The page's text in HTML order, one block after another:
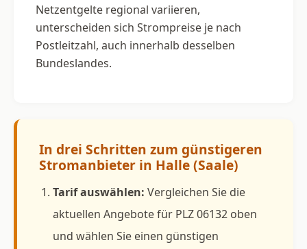
Netzentgelte regional variieren,
unterscheiden sich Strompreise je nach
Postleitzahl, auch innerhalb desselben
Bundeslandes.
In drei Schritten zum günstigeren
Stromanbieter in Halle (Saale)
Tarif auswählen: Vergleichen Sie die
aktuellen Angebote für PLZ 06132 oben
und wählen Sie einen günstigen